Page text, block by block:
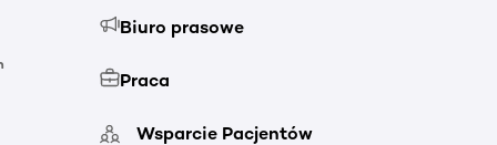
Biuro prasowe
Praca
Wsparcie Pacjentów